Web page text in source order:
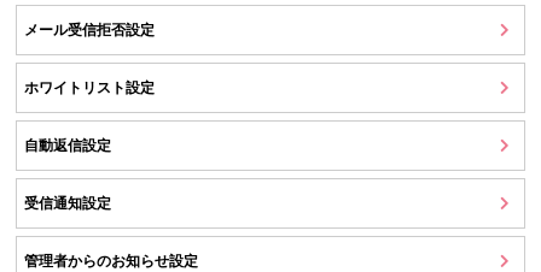
メール受信拒否設定
ホワイトリスト設定
自動返信設定
受信通知設定
管理者からのお知らせ設定